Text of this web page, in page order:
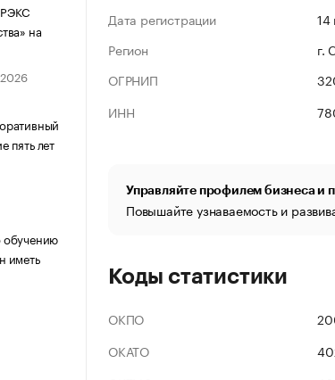
РЭКС
на
пять лет
обучению
иметь
Дата регистрации
Регион
г.
ОГРНИП
ИНН
Управляйте профилем бизнеса и
Повышайте узнаваемость и
Коды статистики
ОКПО
ОКАТО